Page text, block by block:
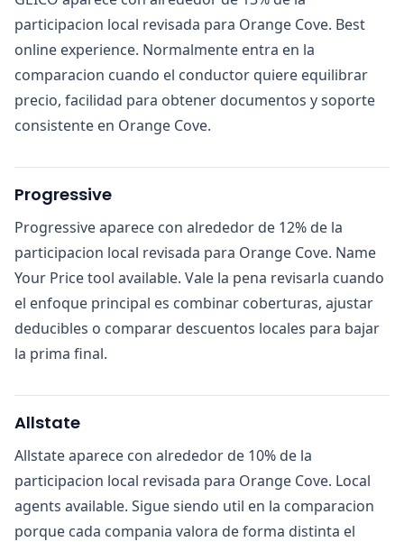
participacion local revisada para Orange Cove. Best
online experience. Normalmente entra en la
comparacion cuando el conductor quiere equilibrar
precio, facilidad para obtener documentos y soporte
consistente en Orange Cove.
Progressive
Progressive aparece con alrededor de 12% de la
participacion local revisada para Orange Cove. Name
Your Price tool available. Vale la pena revisarla cuando
el enfoque principal es combinar coberturas, ajustar
deducibles o comparar descuentos locales para bajar
la prima final.
Allstate
Allstate aparece con alrededor de 10% de la
participacion local revisada para Orange Cove. Local
agents available. Sigue siendo util en la comparacion
porque cada compania valora de forma distinta el